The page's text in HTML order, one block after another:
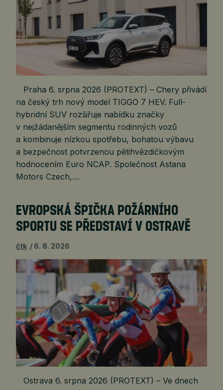
Praha 6. srpna 2026 (PROTEXT) – Chery přivádí
na český trh nový model TIGGO 7 HEV. Full-
hybridní SUV rozšiřuje nabídku značky
v nejžádanějším segmentu rodinných vozů
a kombinuje nízkou spotřebu, bohatou výbavu
a bezpečnost potvrzenou pětihvězdičkovým
hodnocením Euro NCAP. Společnost Astana
Motors Czech,…
EVROPSKÁ ŠPIČKA POŽÁRNÍHO
SPORTU SE PŘEDSTAVÍ V OSTRAVĚ
čtk 6. 8. 2026
Ostrava 6. srpna 2026 (PROTEXT) – Ve dnech